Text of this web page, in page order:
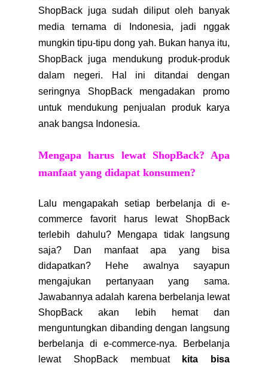
ShopBack juga sudah diliput oleh banyak
media ternama di Indonesia, jadi nggak
mungkin tipu-tipu dong yah. Bukan hanya itu,
ShopBack juga mendukung produk-produk
dalam negeri. Hal ini ditandai dengan
seringnya ShopBack mengadakan promo
untuk mendukung penjualan produk karya
anak bangsa Indonesia.
Mengapa harus lewat ShopBack? Apa
manfaat yang didapat konsumen?
Lalu mengapakah setiap berbelanja di e-
commerce favorit harus lewat ShopBack
terlebih dahulu? Mengapa tidak langsung
saja? Dan manfaat apa yang bisa
didapatkan? Hehe awalnya sayapun
mengajukan pertanyaan yang sama.
Jawabannya adalah karena berbelanja lewat
ShopBack akan lebih hemat dan
menguntungkan dibanding dengan langsung
berbelanja di e-commerce-nya. Berbelanja
lewat ShopBack membuat
kita bisa